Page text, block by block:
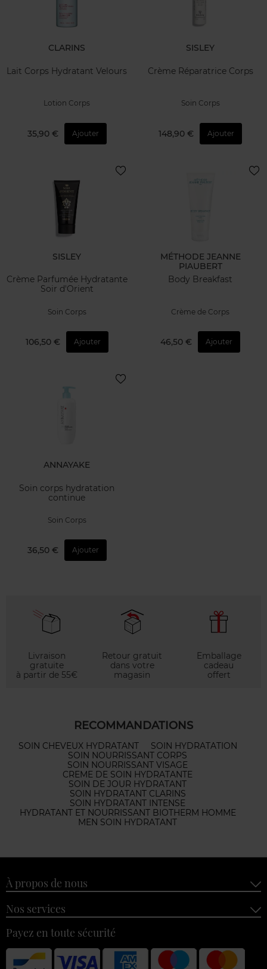
CLARINS
Lait Corps Hydratant Velours
Lotion Corps
35,90 € Ajouter
SISLEY
Crème Réparatrice Corps
Soin Corps
148,90 € Ajouter
SISLEY
Crème Parfumée Hydratante
Soir d'Orient
Soin Corps
106,50 € Ajouter
MÉTHODE JEANNE
PIAUBERT
Body Breakfast
Crème de Corps
46,50 € Ajouter
ANNAYAKE
Soin corps hydratation
continue
Soin Corps
36,50 € Ajouter
Livraison
gratuite
à partir de 55€
Retour gratuit
dans votre
magasin
Emballage
cadeau
offert
RECOMMANDATIONS
SOIN CHEVEUX HYDRATANT
SOIN HYDRATATION
SOIN NOURRISSANT CORPS
SOIN NOURRISSANT VISAGE
CREME DE SOIN HYDRATANTE
SOIN DE JOUR HYDRATANT
SOIN HYDRATANT CLARINS
SOIN HYDRATANT INTENSE
HYDRATANT ET NOURRISSANT BIOTHERM HOMME
MEN SOIN HYDRATANT
À propos de nous
Nos services
Payez en toute sécurité